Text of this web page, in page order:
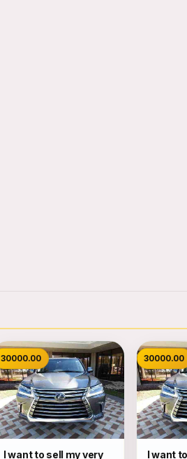
30000.00
I want to sell my very
30000.00
I want